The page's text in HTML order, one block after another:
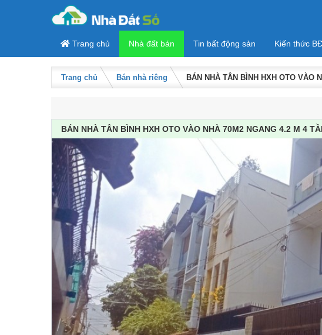
Trang chủ Nhà đất bán Tin bất động sản Kiến thức
Trang chủ Bán nhà riêng BÁN NHÀ TÂN BÌNH HXH OTO VÀO
BÁN NHÀ TÂN BÌNH HXH OTO VÀO NHÀ 70M2 NGANG 4.2 M 4